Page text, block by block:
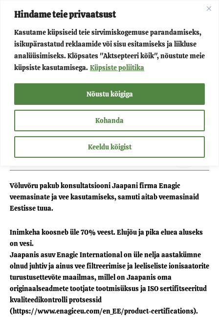
Hindame teie privaatsust
Kasutame küpsiseid teie sirvimiskogemuse parandamiseks,
isikupärastatud reklaamide või sisu esitamiseks ja liikluse
analüüsimiseks. Klõpsates "Aktsepteeri kõik", nõustute meie
küpsiste kasutamisega. Küpsiste poliitika
Kohanda
Keeldu kõigist
Nõustu kõigiga
content
Main
Menu
Võluvõru Menu
Toggle
Projektid Menu
Kontakt
Toggle
Võluvõru pakub konsultatsiooni Jaapani firma Enagic
veemasinate ja vee kasutamiseks, samuti aitab veemasinaid
Eestisse tuua.
Inimkeha koosneb üle 70% veest. Elujõu ja pika eluea aluseks
on vesi.
Jaapanis asuv Enagic International on üle nelja aastakümne
olnud juhtiv ja ainus vee filtreerimise ja leeliseliste ionisaatorite
turustusettevõte maailmas, millel on Jaapanis oma
originaalseadmete tootjate tootmisüksus ja ISO sertifitseeritud
kvaliteedikontrolli protsessid
(https://www.enagiceu.com/en_EE/product-certifications).